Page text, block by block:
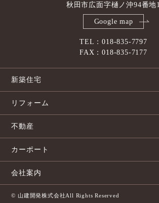
秋田市広面字樋ノ沖94番地1
Google map
TEL：018-835-7797
FAX：018-835-7177
新築住宅
リフォーム
不動産
カーポート
会社案内
© 山建開発株式会社All Rights Reserved